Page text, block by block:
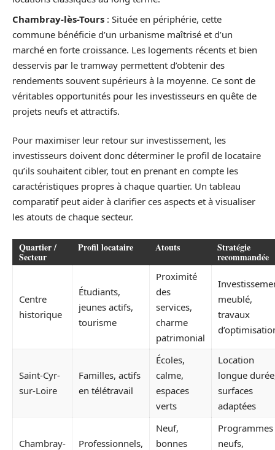
Chambray-lès-Tours : Située en périphérie, cette
commune bénéficie d’un urbanisme maîtrisé et d’un
marché en forte croissance. Les logements récents et bien
desservis par le tramway permettent d’obtenir des
rendements souvent supérieurs à la moyenne. Ce sont de
véritables opportunités pour les investisseurs en quête de
projets neufs et attractifs.
Pour maximiser leur retour sur investissement, les
investisseurs doivent donc déterminer le profil de locataire
qu’ils souhaitent cibler, tout en prenant en compte les
caractéristiques propres à chaque quartier. Un tableau
comparatif peut aider à clarifier ces aspects et à visualiser
les atouts de chaque secteur.
Quartier /
Secteur
Profil locataire Atouts Stratégie
recommandée
Centre
historique
Étudiants,
jeunes actifs,
tourisme
Proximité
des
services,
charme
patrimonial
meublé,
travaux
Saint-Cyr-
sur-Loire
Familles, actifs
en télétravail
Écoles,
calme,
espaces
verts
Location
longue
surfaces
adaptées
Chambray-
Professionnels,
Neuf,
bonnes
Programmes
neufs,